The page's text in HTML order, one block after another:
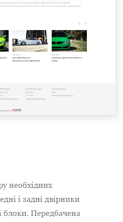
необхідних
і задні двірники
блоки. Передбачена